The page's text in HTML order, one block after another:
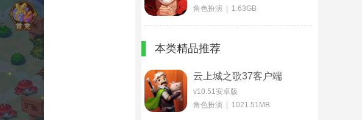
角色扮演 | 1.63GB
本类精品推荐
云上城之歌37客户端
v10.51安卓版
角色扮演 | 1021.51MB